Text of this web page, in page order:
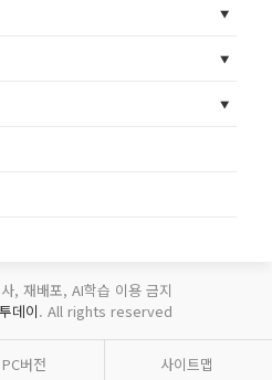
, 재배포, AI학습 이용 금지
데이. All rights reserved
PC버전 사이트맵